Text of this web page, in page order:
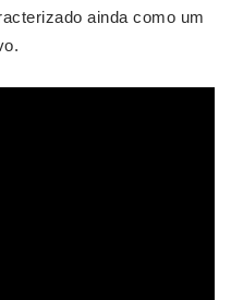
ainda como um